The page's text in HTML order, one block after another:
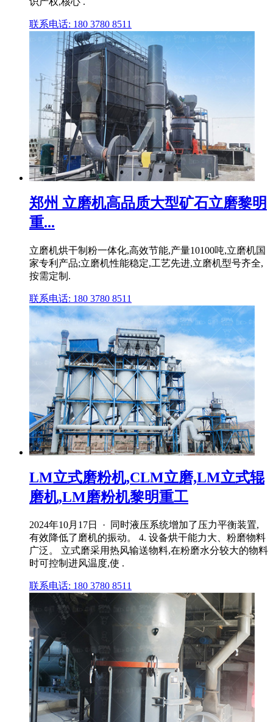
联系电话: 180 3780 8511
郑州 立磨机高品质大型矿石立磨黎明
重...
立磨机烘干制粉一体化,高效节能,产量10100吨,立磨机国
家专利产品;立磨机性能稳定,工艺先进,立磨机型号齐全,
按需定制.
联系电话: 180 3780 8511
LM立式磨粉机,CLM立磨,LM立式辊
磨机,LM磨粉机黎明重工
2024年10月17日 · 同时液压系统增加了压力平衡装置,
有效降低了磨机的振动。 4. 设备烘干能力大、粉磨物料
广泛。 立式磨采用热风输送物料,在粉磨水分较大的物料
时可控制进风温度,使 .
联系电话: 180 3780 8511